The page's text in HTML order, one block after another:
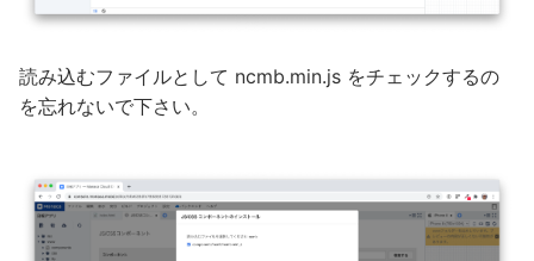
読み込むファイルとして ncmb.min.js をチェックするの
を忘れないで下さい。